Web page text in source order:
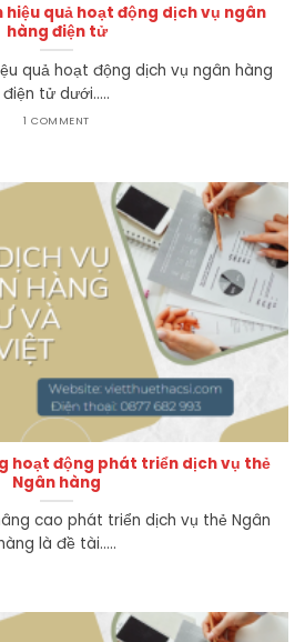
hiệu quả hoạt động dịch vụ ngân
hàng điện tử
quả hoạt động dịch vụ ngân hàng
điện tử dưới.....
1 COMMENT
hoạt động phát triển dịch vụ thẻ
Ngân hàng
cao phát triển dịch vụ thẻ Ngân
là đề tài.....